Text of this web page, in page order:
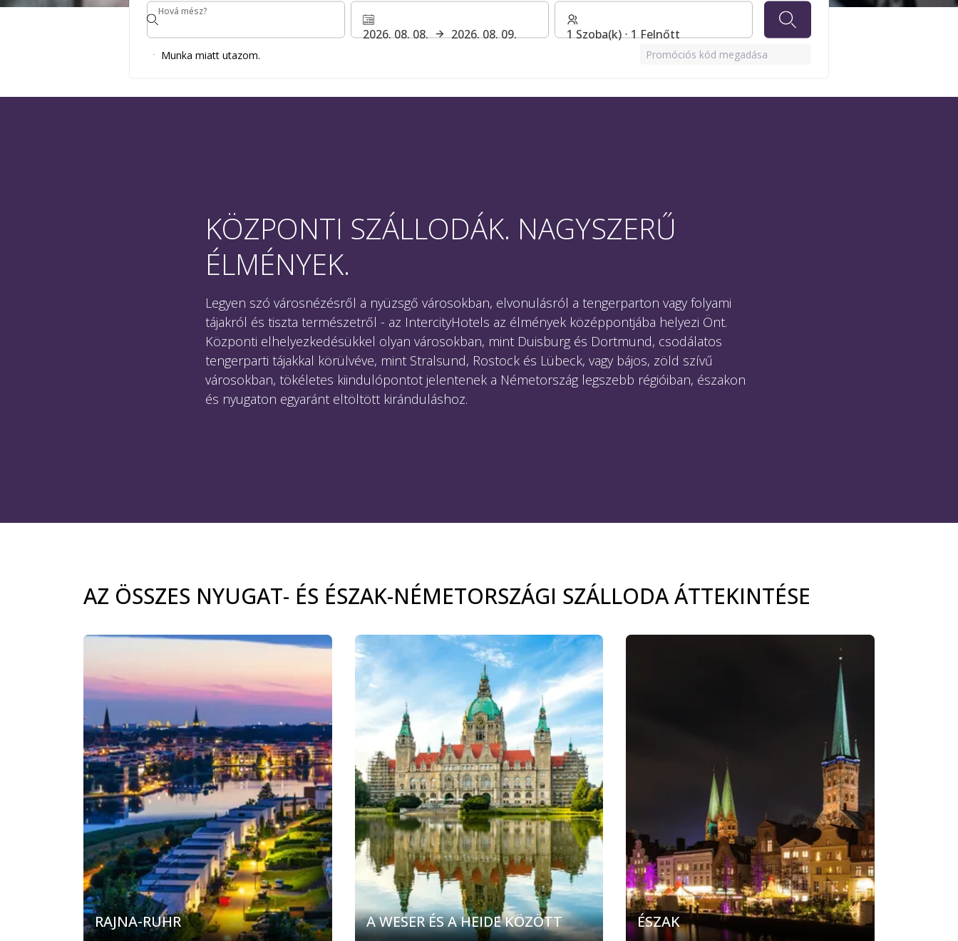
Fedezze fel Nyugat- és
Észak-Németországot most
Hová mész?
Hová mész?
2026. 08. 08. 2026. 08. 09. 1 Szoba(k) ⋅ 1 Felnőtt
Munka miatt utazom. Promóciós kód megadása
KÖZPONTI SZÁLLODÁK. NAGYSZERŰ
ÉLMÉNYEK.
Legyen szó városnézésről a nyüzsgő városokban, elvonulásról a tengerparton vagy folyami
tájakról és tiszta természetről - az IntercityHotels az élmények középpontjába helyezi Önt.
Központi elhelyezkedésükkel olyan városokban, mint Duisburg és Dortmund, csodálatos
tengerparti tájakkal körülvéve, mint Stralsund, Rostock és Lübeck, vagy bájos, zöld szívű
városokban, tökéletes kiindulópontot jelentenek a Németország legszebb régióiban, északon
és nyugaton egyaránt eltöltött kiránduláshoz.
AZ ÖSSZES NYUGAT- ÉS ÉSZAK-NÉMETORSZÁGI SZÁLLODA ÁTTEKINTÉSE
RAJNA-RUHR A WESER ÉS A HEIDE KÖZÖTT ÉSZAK